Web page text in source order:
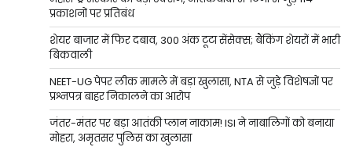
प्रकाशनों पर प्रतिबंध
शेयर बाजार में फिर दबाव, 300 अंक टूटा सेंसेक्स; बैंकिंग शेयरों में भारी
बिकवाली
NEET-UG पेपर लीक मामले में बड़ा खुलासा, NTA से जुड़े विशेषज्ञों पर
प्रश्नपत्र बाहर निकालने का आरोप
जंतर-मंतर पर बड़ा आतंकी प्लान नाकाम! ISI ने नाबालिगों को बनाया
मोहरा, अमृतसर पुलिस का खुलासा